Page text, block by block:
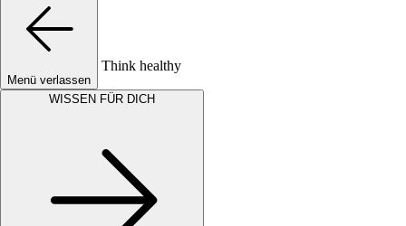
Menü verlassen
Think healthy
WISSEN FÜR DICH